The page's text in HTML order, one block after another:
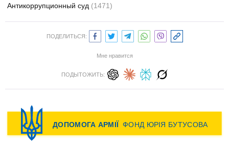
Антикоррупционный суд (1471)
ПОДЕЛИТЬСЯ:
Мне нравится
ПОДЫТОЖИТЬ: